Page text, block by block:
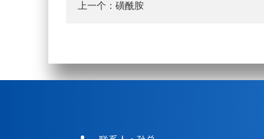
上一个： 磺酰胺